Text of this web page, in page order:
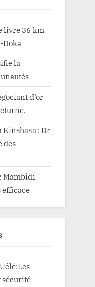
livre 36 km
Doka
la
d’or
Kinshasa : Dr
des
Mambidi
efficace
sécurité